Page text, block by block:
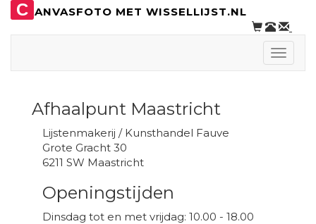
C ANVASFOTO MET WISSELLIJST.NL
Toggle
Afhaalpunt Maastricht
Lijstenmakerij / Kunsthandel Fauve
Grote Gracht 30
6211 SW Maastricht
Openingstijden
Dinsdag tot en met vrijdag: 10.00 - 18.00